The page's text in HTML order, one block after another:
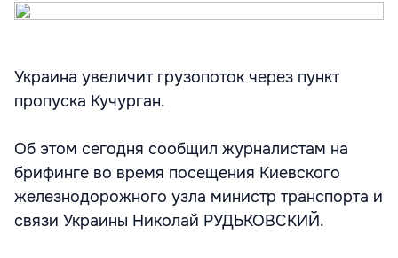
Украина увеличит грузопоток через пункт
пропуска Кучурган.
Об этом сегодня сообщил журналистам на
брифинге во время посещения Киевского
железнодорожного узла министр транспорта и
связи Украины Николай РУДЬКОВСКИЙ.